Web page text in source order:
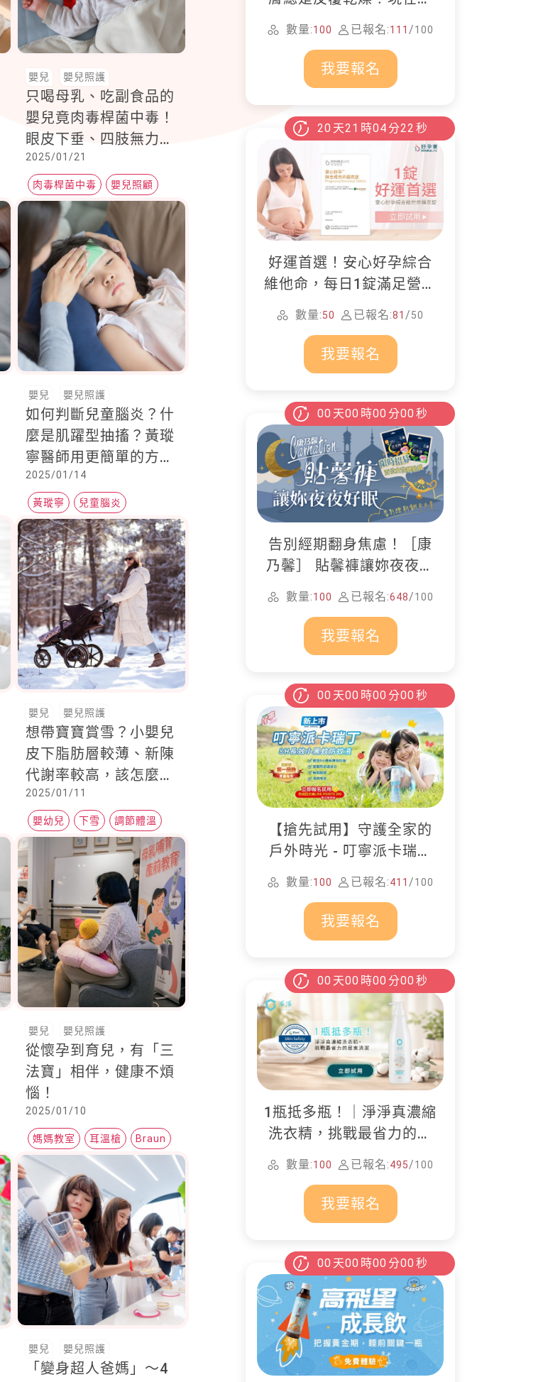
嬰兒 嬰兒照護
只喝母乳、吃副食品的
嬰兒竟肉毒桿菌中毒！
眼皮下垂、四肢無力，
目前仍於小兒加護病房
治療
2025/01/21
肉毒桿菌中毒 嬰兒照顧
食品安全
嬰兒 嬰兒照護
如何判斷兒童腦炎？什
麼是肌躍型抽搐？黃瑽
寧醫師用更簡單的方式
解釋給你聽
2025/01/14
黃瑽寧 兒童腦炎
嬰兒照顧
嬰兒 嬰兒照護
想帶寶寶賞雪？小嬰兒
皮下脂肪層較薄、新陳
代謝率較高，該怎麼注
意雪地保暖？
2025/01/11
嬰幼兒 下雪 調節體溫
嬰兒 嬰兒照護
從懷孕到育兒，有「三
法寶」相伴，健康不煩
惱！
2025/01/10
媽媽教室 耳溫槍 Braun
嬰兒 嬰兒照護
「變身超人爸媽」～4
加入貝膚黛瑪修護體驗計
畫！
數量:100 已報名:111 /100
我要報名
20 天21 時04分20 秒
好運首選！安心好孕綜合
維他命，每日1錠滿足營養
所需
數量:50 已報名:81 /50
我要報名
00 天00 時00 分00 秒
告別經期翻身焦慮！［康
乃馨］ 貼馨褲讓妳夜夜好
數量:100 已報名:648/100
我要報名
00 天00 時00 分00 秒
【搶先試用】守護全家的
戶外時光 - 叮寧派卡瑞丁
防蚊液
數量:100 已報名:411 /100
我要報名
00 天00 時00 分00 秒
1瓶抵多瓶！｜淨淨真濃縮
洗衣精，挑戰最省力的居
家清潔
數量:100 已報名:495/100
我要報名
00 天00 時00 分00 秒